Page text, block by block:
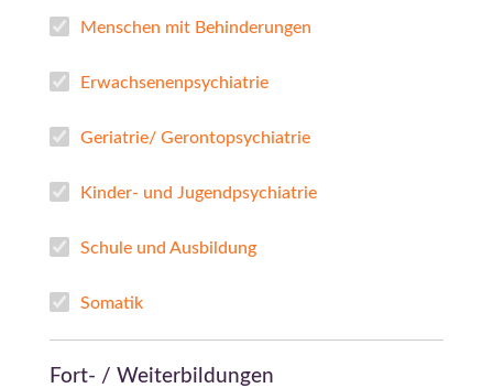
Menschen mit Behinderungen
Erwachsenenpsychiatrie
Geriatrie/ Gerontopsychiatrie
Kinder- und Jugendpsychiatrie
Schule und Ausbildung
Somatik
Fort- / Weiterbildungen